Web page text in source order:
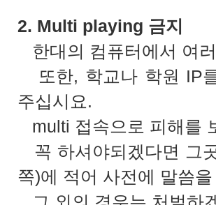
2. Multi playing 금지
한대의 컴퓨터에서 여
또한, 학교나 학원 IP
주십시요.
multi 접속으로 피해를
꼭 하셔야되겠다면 그
쪽)에 적어 사전에 말씀